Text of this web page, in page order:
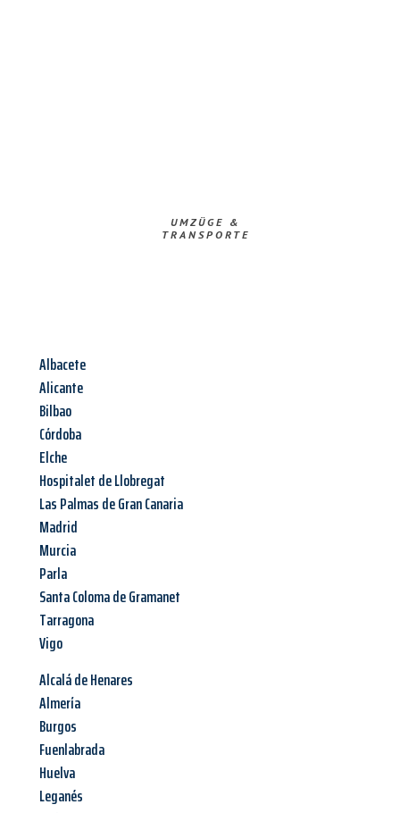
UMZÜGE &
TRANSPORTE
Albacete
Alicante
Bilbao
Córdoba
Elche
Hospitalet de Llobregat
Las Palmas de Gran Canaria
Madrid
Murcia
Parla
Santa Coloma de Gramanet
Tarragona
Vigo
Alcalá de Henares
Almería
Burgos
Fuenlabrada
Huelva
Leganés